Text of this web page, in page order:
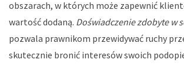
obszarach, w których może zapewnić
wartość dodaną. Doświadczenie zdobyte w
pozwala prawnikom przewidywać ruchy
skutecznie bronić interesów swoich